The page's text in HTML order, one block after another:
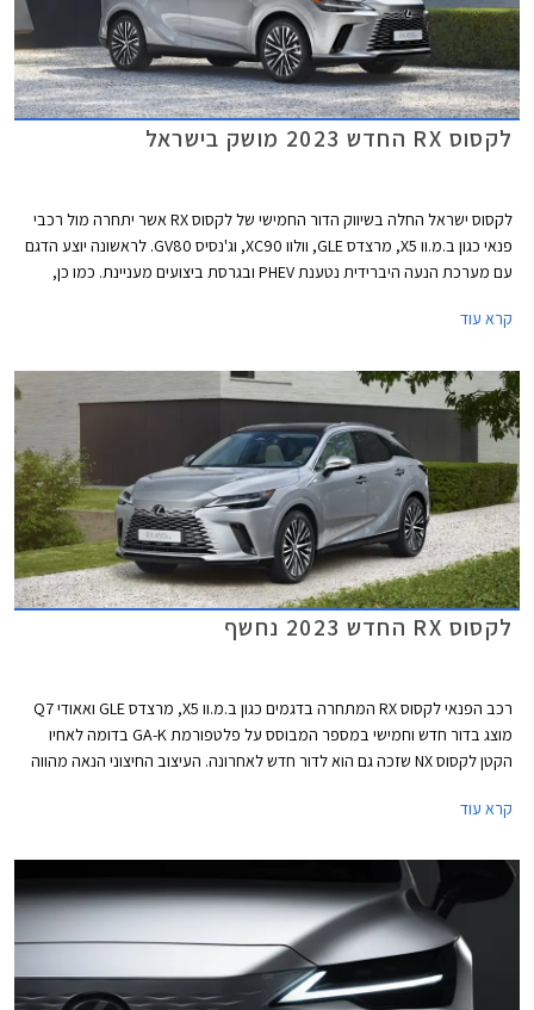
לקסוס RX החדש 2023 מושק בישראל
לקסוס ישראל החלה בשיווק הדור החמישי של לקסוס RX אשר יתחרה מול רכבי
פנאי כגון ב.מ.וו X5, מרצדס GLE, וולוו XC90, וג'נסיס GV80. לראשונה יוצע הדגם
עם מערכת הנעה היברידית נטענת PHEV ובגרסת ביצועים מעניינת. כמו כן,
קרא עוד
לקסוס RX החדש 2023 נחשף
רכב הפנאי לקסוס RX המתחרה בדגמים כגון ב.מ.וו X5, מרצדס GLE ואאודי Q7
מוצג בדור חדש וחמישי במספר המבוסס על פלטפורמת GA-K בדומה לאחיו
הקטן לקסוס NX שזכה גם הוא לדור חדש לאחרונה. העיצוב החיצוני הנאה מהווה
קרא עוד